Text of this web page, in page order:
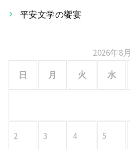
ョ平安文学の饗宴
2026年8月
日
月 火 水
2 3 4 5